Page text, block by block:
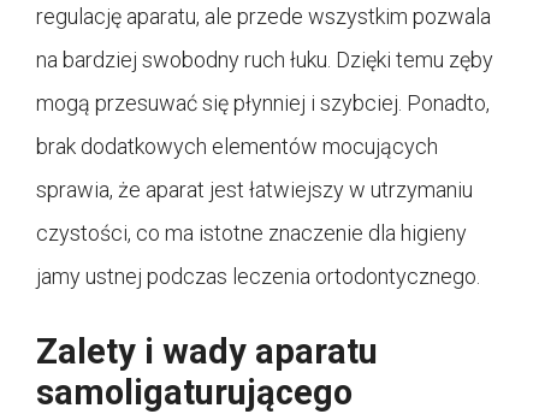
regulację aparatu, ale przede wszystkim pozwala
na bardziej swobodny ruch łuku. Dzięki temu zęby
mogą przesuwać się płynniej i szybciej. Ponadto,
brak dodatkowych elementów mocujących
sprawia, że aparat jest łatwiejszy w utrzymaniu
czystości, co ma istotne znaczenie dla higieny
jamy ustnej podczas leczenia ortodontycznego.
Zalety i wady aparatu
samoligaturującego